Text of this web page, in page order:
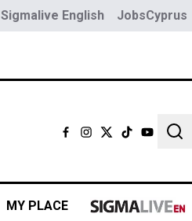
Sigmalive English JobsCyprus
MY PLACE